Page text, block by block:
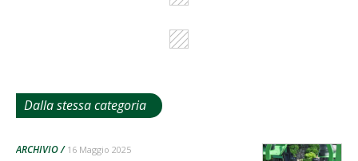
Dalla stessa categoria
ARCHIVIO 16 Maggio 2025